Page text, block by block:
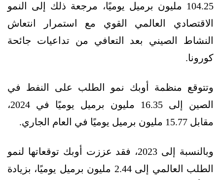
104.25 مليون برميل يوميًا، مرجعة ذلك إلى النمو
الاقتصادي العالمي القوي مع استمرار انتعاش
النشاط الصيني بعد التعافي من تداعيات جائحة
كورونا.
وتتوقع منظمة أوبك نمو الطلب على النفط في
الصين إلى 16.35 مليون برميل يوميًا في 2024،
مقابل 15.77 مليون برميل يوميًا في العام الجاري.
وبالنسبة إلى 2023، فقد عززت أوبك توقعاتها لنمو
الطلب العالمي إلى 2.44 مليون برميل يوميًا، بزيادة